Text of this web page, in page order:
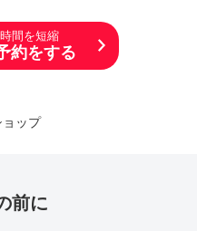
間を短縮
約をする
ョップ
前に